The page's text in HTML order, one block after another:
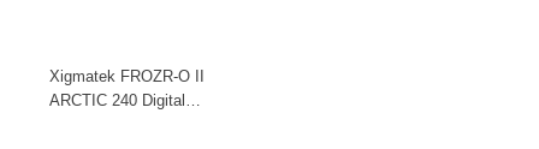
Xigmatek FROZR-O II
ARCTIC 240 Digital